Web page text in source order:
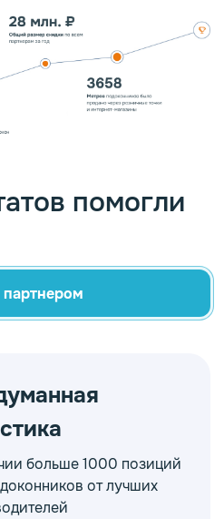
помогли
партнером
больше 1000 позиций
от лучших